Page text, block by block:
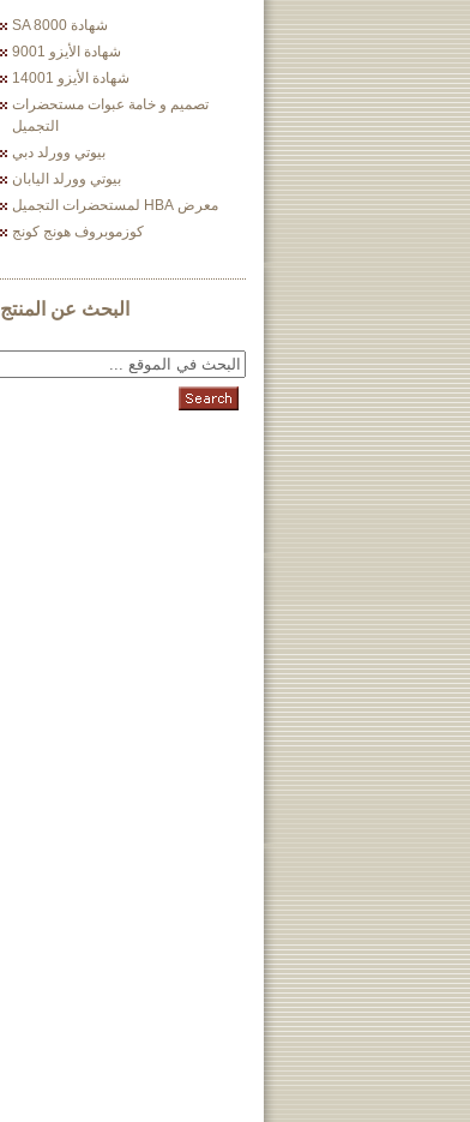
شهادة SA 8000
شهادة الأيزو 9001
شهادة الأيزو 14001
تصميم و خامة عبوات مستحضرات
التجميل
بيوتي وورلد دبي
بيوتي وورلد اليابان
معرض HBA لمستحضرات التجميل
كوزموبروف هونج كونج
البحث عن المنتج